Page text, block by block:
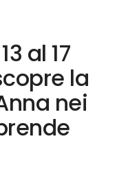
al 17
la
nei